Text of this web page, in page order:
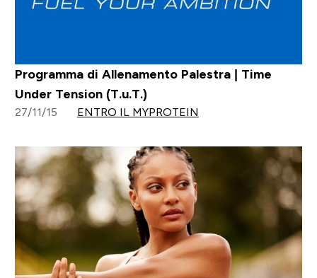
Programma di Allenamento Palestra | Time
Under Tension (T.u.T.)
27/11/15 ENTRO IL MYPROTEIN